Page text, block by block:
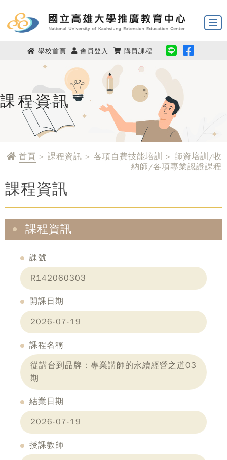
學校首頁 會員登入 購買課程
課程資訊
首頁 > 課程資訊 > 各項自費技能培訓 > 師資培訓/收
納師/各項專業認證課程
課程資訊
課程資訊
課號
R142060303
開課日期
2026-07-19
課程名稱
從講台到品牌：專業講師的永續經營之道03
期
結業日期
2026-07-19
授課教師